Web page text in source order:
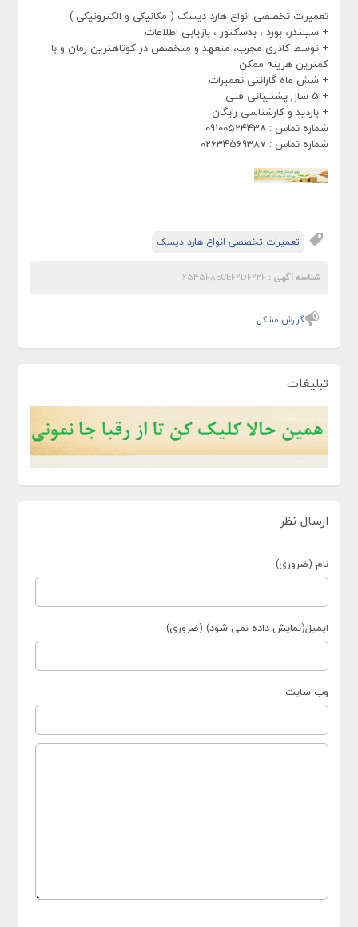
تعمیرات تخصصی انواع هارد دیسک ( مکانیکی و الکترونیکی )
+ سیلندر، بورد ، بدسکتور ، بازیابی اطلاعات
+ توسط کادری مجرب، متعهد و متخصص در کوتاهترین زمان و با
کمترین هزینه ممکن
+ شش ماه گارانتی تعمیرات
+ 5 سال پشتیبانی فنی
+ بازدید و کارشناسی رایگان
شماره تماس : 09100524438
شماره تماس : 02634569387
تعمیرات تخصصی انواع هارد دیسک
شناسه آگهی : 6545F8ECEF2DF22F
گزارش مشکل
تبلیغات
ارسال نظر
نام (ضروری)
ایمیل(نمایش داده نمی شود) (ضروری)
وب سایت